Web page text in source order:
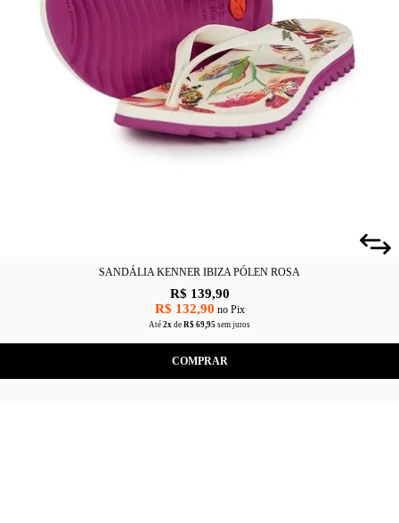
SANDÁLIA KENNER IBIZA PÓLEN ROSA
R$ 139,90
R$ 132,90 no Pix
Até 2x de R$ 69,95 sem juros
COMPRAR